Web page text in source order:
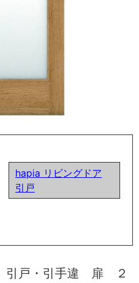
hapia リビングドア
引戸
引戸・引手違 扉 ２